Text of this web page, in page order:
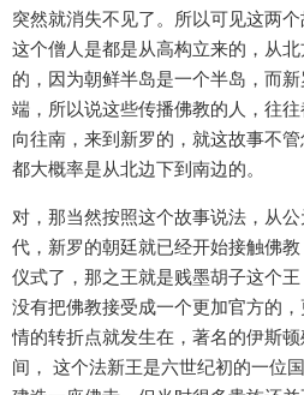
突然就消失不见了。所以可见这两
这个僧人是都是从高构立来的，从
的，因为朝鲜半岛是一个半岛，而
端，所以说这些传播佛教的人，往
向往南，来到新罗的，就这故事不
都大概率是从北边下到南边的。
对，那当然按照这个故事说法，从
代，新罗的朝廷就已经开始接触佛
仪式了，那之王就是贱墨胡子这个
没有把佛教接受成一个更加官方的
情的转折点就发生在，著名的伊斯
间， 这个法新王是六世纪初的一位